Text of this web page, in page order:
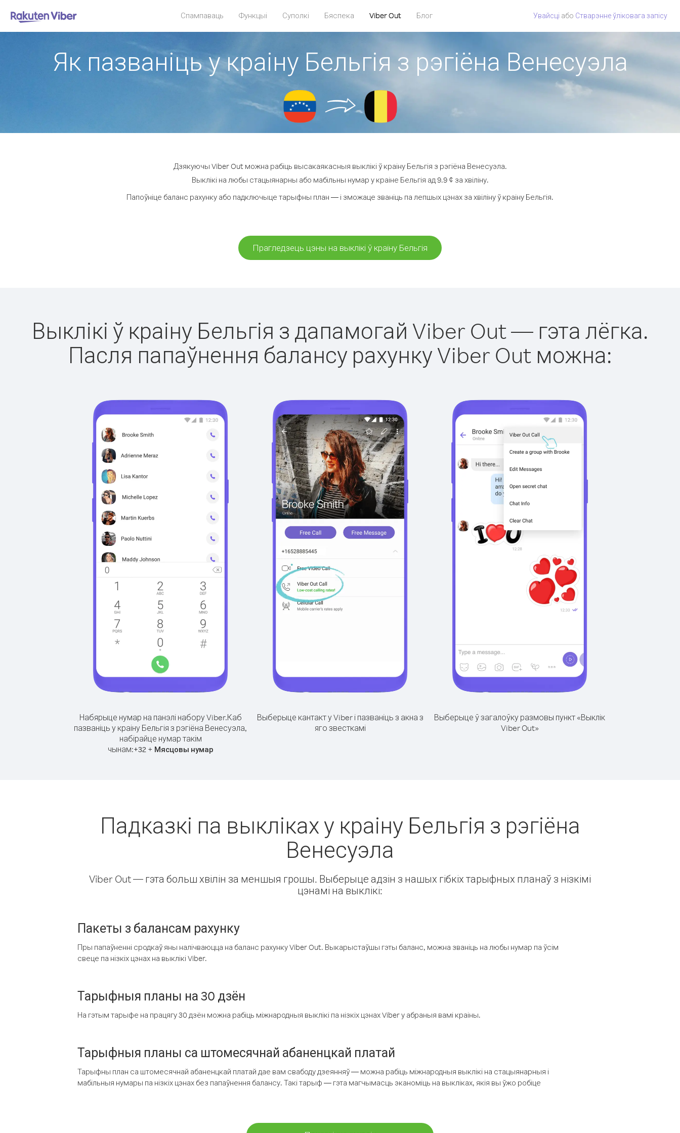
Спампаваць Функцыі Суполкі Бяспека Viber Out Блог Увайсці або Стварэнне ўліковага запісу
Як пазваніць у краіну Бельгія з рэгіёна Венесуэла
Дзякуючы Viber Out можна рабіць высакаякасныя выклікі ў краіну Бельгія з рэгіёна Венесуэла.
Выклікі на любы стацыянарны або мабільны нумар у краіне Бельгія ад 9.9 ¢ за хвіліну.
Папоўніце баланс рахунку або падключыце тарыфны план — і зможаце званіць па лепшых цэнах за хвіліну ў краіну Бельгія.
Прагледзець цэны на выклікі ў краіну Бельгія
Выклікі ў краіну Бельгія з дапамогай Viber Out — гэта лёгка.
Пасля папаўнення балансу рахунку Viber Out можна:
Набярыце нумар на панэлі набору Viber.Каб
пазваніць у краіну Бельгія з рэгіёна Венесуэла,
набірайце нумар такім
чынам:+32+ Мясцовы нумар
Выберыце кантакт у Viber і пазваніць з акна з
яго звесткамі
Выберыце ў загалоўку размовы пункт «Выклік
Viber Out»
Падказкі па выкліках у краіну Бельгія з рэгіёна
Венесуэла
Viber Out — гэта больш хвілін за меншыя грошы. Выберыце адзін з нашых гібкіх тарыфных планаў з нізкімі
цэнамі на выклікі:
Пакеты з балансам рахунку
Пры папаўненні сродкаў яны налічваюцца на баланс рахунку Viber Out. Выкарыстаўшы гэты баланс, можна званіць на любы нумар па ўсім
свеце па нізкіх цэнах на выклікі Viber.
Тарыфныя планы на 30 дзён
На гэтым тарыфе на працягу 30 дзён можна рабіць міжнародныя выклікі па нізкіх цэнах Viber у абраныя вамі краіны.
Тарыфныя планы са штомесячнай абаненцкай платай
Тарыфны план са штомесячнай абаненцкай платай дае вам свабоду дзеянняў — можна рабіць міжнародныя выклікі на стацыянарныя і
мабільныя нумары па нізкіх цэнах без папаўнення балансу. Такі тарыф — гэта магчымасць эканоміць на выкліках, якія вы ўжо робіце